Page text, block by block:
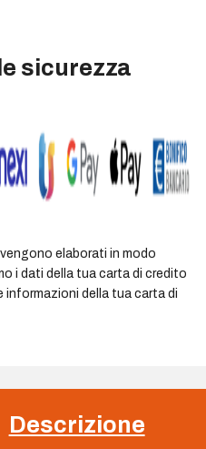
sicurezza
elaborati in modo
i dati della tua carta di credito
informazioni della tua carta di
Descrizione